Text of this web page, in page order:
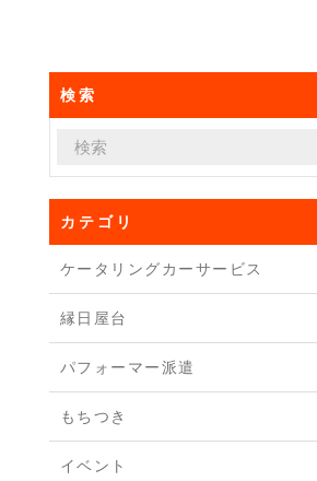
k
検索
カテゴリ
ケータリングカーサービス
縁日屋台
パフォーマー派遣
もちつき
イベント